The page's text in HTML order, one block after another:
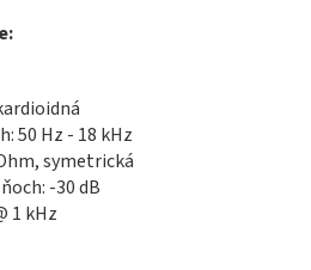
50 Hz - 18 kHz
symetrická
-30 dB
1 kHz